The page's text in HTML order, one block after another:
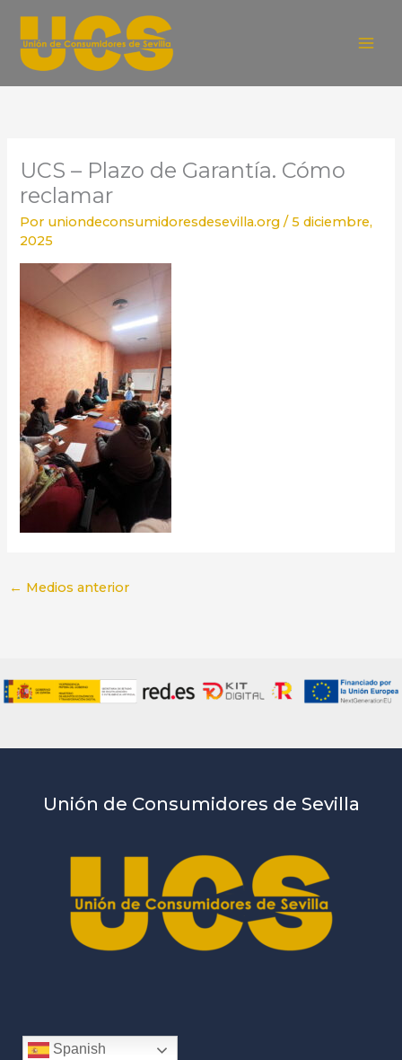
contenido
UCS – Plazo de Garantía. Cómo
reclamar
Por uniondeconsumidoresdesevilla.org/5 diciembre,
2025
← Medios anterior
Unión de Consumidores de Sevilla
Spanish